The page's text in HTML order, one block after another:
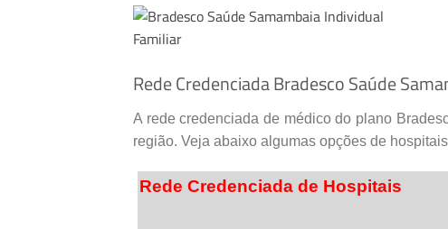
Rede Credenciada Bradesco Saúde
A rede credenciada de médico do plano
região. Veja abaixo algumas opções de
Rede Credenciada de Hospitais